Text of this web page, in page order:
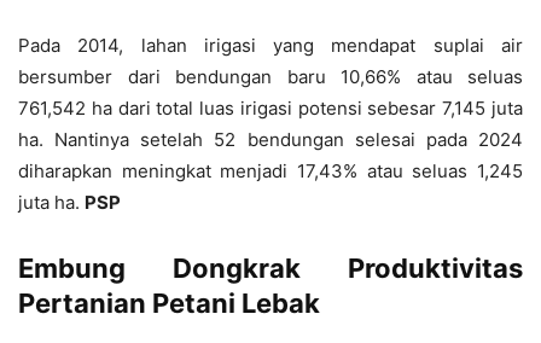
Pada 2014, lahan irigasi yang mendapat suplai air
bersumber dari bendungan baru 10,66% atau seluas
761,542 ha dari total luas irigasi potensi sebesar 7,145 juta
ha. Nantinya setelah 52 bendungan selesai pada 2024
diharapkan meningkat menjadi 17,43% atau seluas 1,245
juta ha. PSP
Embung Dongkrak Produktivitas
Pertanian Petani Lebak